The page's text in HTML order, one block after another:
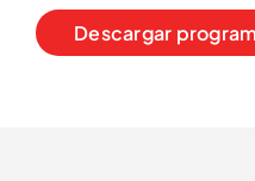
Descargar